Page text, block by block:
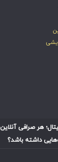
هر صرافی آنلاین
داشته باشد؟